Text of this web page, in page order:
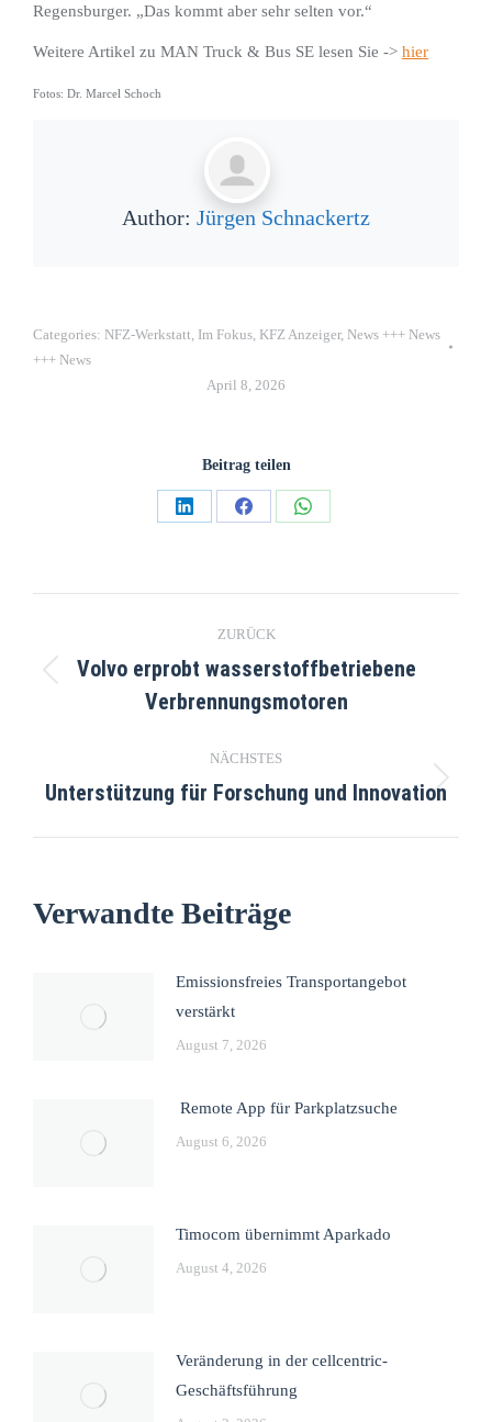
Regensburger. „Das kommt aber sehr selten vor.“
Weitere Artikel zu MAN Truck & Bus SE lesen Sie -> hier
Fotos: Dr. Marcel Schoch
Author: Jürgen Schnackertz
Categories: NFZ-Werkstatt Im Fokus KFZ Anzeiger, News +++ News
+++ News
April 8, 2026
Beitrag teilen
ZURÜCK
Volvo erprobt wasserstoffbetriebene
Verbrennungsmotoren
NÄCHSTES
Unterstützung für Forschung und Innovation
Verwandte Beiträge
Emissionsfreies Transportangebot
verstärkt
August 7, 2026
Remote App für Parkplatzsuche
August 6, 2026
Timocom übernimmt Aparkado
August 4, 2026
Veränderung in der cellcentric-
Geschäftsführung